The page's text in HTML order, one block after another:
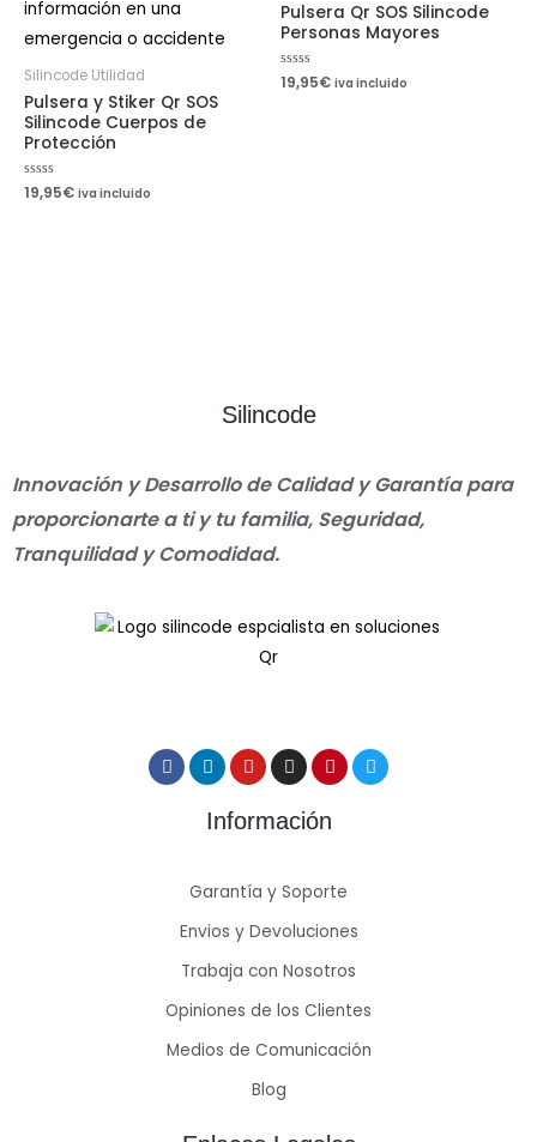
Silincode Utilidad
Pulsera y Stiker Qr SOS
Silincode Cuerpos de
Protección
Valorado
con
19,95€ iva incluido
Pulsera Qr SOS Silincode
Personas Mayores
Valorado
con
19,95€ iva incluido
Silincode
Innovación y Desarrollo de Calidad y Garantía para
proporcionarte a ti y tu familia, Seguridad,
Tranquilidad y Comodidad.
Información
Garantía y Soporte
Envios y Devoluciones
Trabaja con Nosotros
Opiniones de los Clientes
Medios de Comunicación
Blog